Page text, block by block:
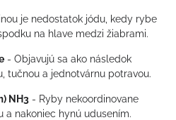
je nedostatok jódu, kedy rybe
na hlave medzi žiabrami.
- Objavujú sa ako následok
tučnou a jednotvárnu potravou.
NH3 - Ryby nekoordinovane
a nakoniec hynú udusením.